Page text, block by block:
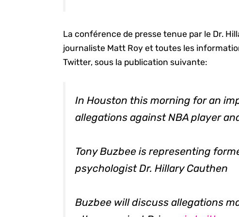
La conférence de presse tenue par le Dr.
journaliste Matt Roy et toutes les
Twitter, sous la publication suivante:
In Houston this morning for an
allegations against NBA player
Tony Buzbee is representing
psychologist Dr. Hillary Cauthen
Buzbee will discuss allegations